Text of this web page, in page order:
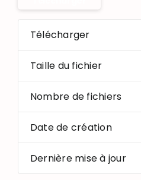
Télécharger
Taille du fichier
Nombre de fichiers
Date de création
Dernière mise à jour